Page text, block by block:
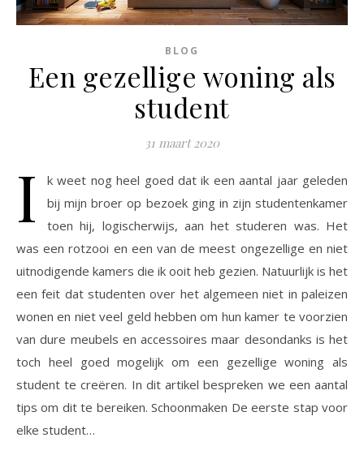
BLOG
Een gezellige woning als
student
31 maart 2020
I
k weet nog heel goed dat ik een aantal jaar geleden
bij mijn broer op bezoek ging in zijn studentenkamer
toen hij, logischerwijs, aan het studeren was. Het
was een rotzooi en een van de meest ongezellige en niet
uitnodigende kamers die ik ooit heb gezien. Natuurlijk is het
een feit dat studenten over het algemeen niet in paleizen
wonen en niet veel geld hebben om hun kamer te voorzien
van dure meubels en accessoires maar desondanks is het
toch heel goed mogelijk om een gezellige woning als
student te creëren. In dit artikel bespreken we een aantal
tips om dit te bereiken. Schoonmaken De eerste stap voor
elke student…